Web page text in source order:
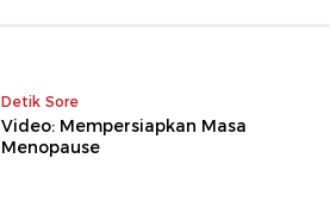
Detik Sore
Video: Mempersiapkan Masa
Menopause